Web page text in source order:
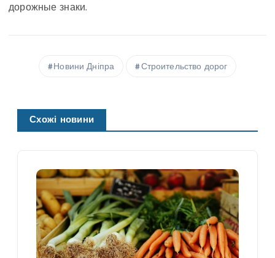
дорожные знаки.
Новини Дніпра Строительство дорог
Схожі новини